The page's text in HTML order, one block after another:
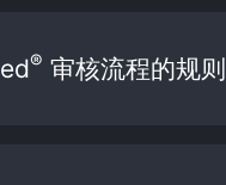
® 审核流程的规